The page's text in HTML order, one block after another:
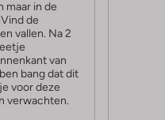
maar in de
de
vallen. Na 2
van
bang dat dit
voor deze
verwachten.